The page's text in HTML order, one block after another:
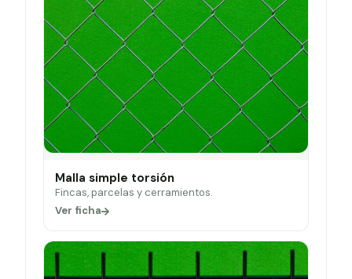
Malla simple torsión
Fincas, parcelas y cerramientos.
Ver ficha